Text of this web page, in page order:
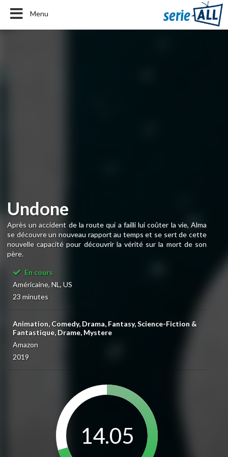
Menu
Undone
Après un accident de la route qui a failli lui coûter la vie, Alma
se découvre un nouveau rapport au temps et se sert de cette
nouvelle capacité pour découvrir la vérité sur la mort de son
père.
En cours
Américaine, NL, US
23 minutes
Animation, Comedy, Drama, Fantasy, Science-Fiction &
Fantastique, Drame, Mystere
Amazon
2019
14.05